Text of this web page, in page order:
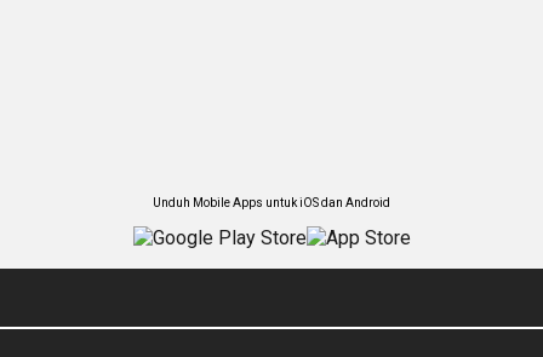
Unduh Mobile Apps untuk iOS dan Android